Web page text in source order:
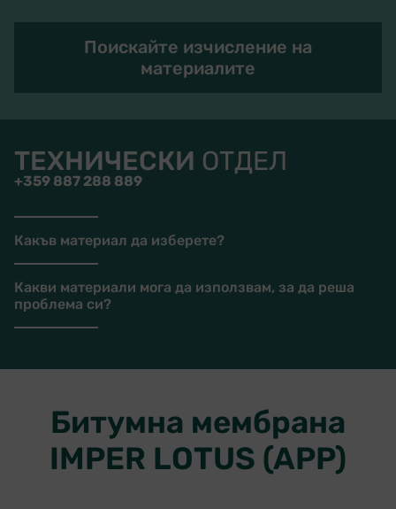
Поискайте изчисление на
материалите
ТЕХНИЧЕСКИ ОТДЕЛ
+359 887 288 889
Какъв материал да изберете?
Какви материали мога да използвам, за да реша
проблема си?
Битумна мембрана
IMPER LOTUS (APP)